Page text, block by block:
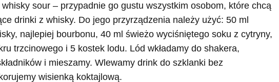
sour – przypadnie go gustu wszystkim osobom, które chcą
drinki z whisky. Do jego przyrządzenia należy użyć: 50 ml
najlepiej bourbonu, 40 ml świeżo wyciśniętego soku z cytryny,
trzcinowego i 5 kostek lodu. Lód wkładamy do shakera,
i mieszamy. Wlewamy drink do szklanki bez
wisienką koktajlową.